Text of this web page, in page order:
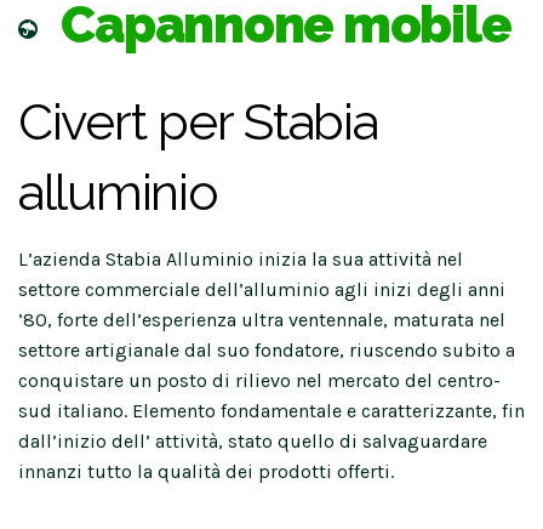
Capannone mobile
Civert per Stabia
alluminio
L’azienda Stabia Alluminio inizia la sua attività nel
settore commerciale dell’alluminio agli inizi degli anni
’80, forte dell’esperienza ultra ventennale, maturata nel
settore artigianale dal suo fondatore, riuscendo subito a
conquistare un posto di rilievo nel mercato del centro-
sud italiano. Elemento fondamentale e caratterizzante, fin
dall’inizio dell’ attività, stato quello di salvaguardare
innanzi tutto la qualità dei prodotti offerti.